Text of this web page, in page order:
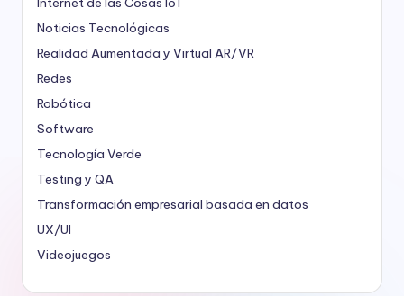
Noticias Tecnológicas
Realidad Aumentada y Virtual AR/VR
Redes
Robótica
Software
Tecnología Verde
Testing y QA
Transformación empresarial basada en datos
UX/UI
Videojuegos